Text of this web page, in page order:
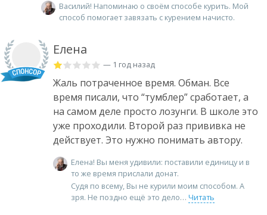
Василий! Напоминаю о своём способе курить. Мой
способ помогает завязать с курением начисто.
Елена
— 1 год назад
Жаль потраченное время. Обман. Все
время писали, что “тумблер” сработает, а
на самом деле просто лозунги. В школе это
уже проходили. Второй раз прививка не
действует. Это нужно понимать автору.
Елена! Вы меня удивили: поставили единицу и в
то же время прислали донат.
Судя по всему, Вы не курили моим способом. А
зря. Не поздно ещё это дело
Читать